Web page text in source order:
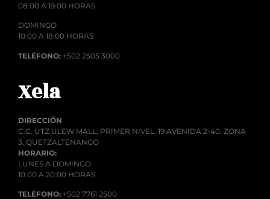
08:00 A 19:00 HORAS
DOMINGO
10:00 A 18:00 HORAS
TELÉFONO: +502 2505 3000
Xela
DIRECCIÓN
C.C. UTZ ULEW MALL, PRIMER NIVEL. 19 AVENIDA 2-40, ZONA
3, QUETZALTENANGO
HORARIO:
LUNES A DOMINGO
10:00 A 20:00 HORAS
TELÉFONO: +502 7761 2500